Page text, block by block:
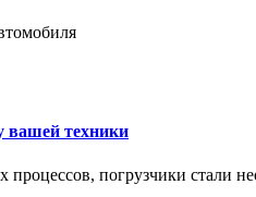
вашей техники
погрузчики стали